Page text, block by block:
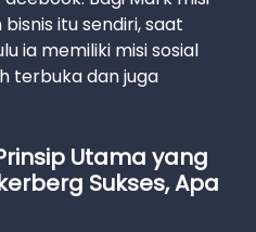
itu sendiri, saat
ia memiliki misi sosial
terbuka dan juga
Utama yang
Sukses, Apa